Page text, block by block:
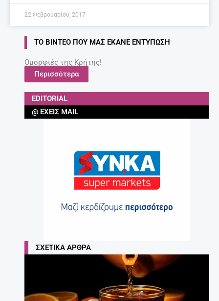
22 Φεβρουαρίου, 2017
ΤΟ ΒΊΝΤΕΟ ΠΟΥ ΜΑΣ ΈΚΑΝΕ ΕΝΤΎΠΩΣΗ
Ομορφιές της Κρήτης!
Περισσότερα
EDITORIAL
@ ΈΧΕΙΣ MAIL
ΣΧΕΤΙΚΆ ΆΡΘΡΑ